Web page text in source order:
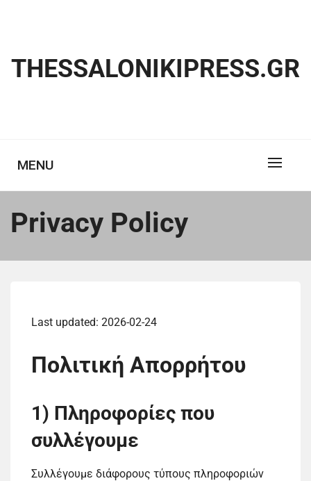
THESSALONIKIPRESS.GR
MENU
Privacy Policy
Last updated: 2026-02-24
Πολιτική Απορρήτου
1) Πληροφορίες που
συλλέγουμε
Συλλέγουμε διάφορους τύπους πληροφοριών